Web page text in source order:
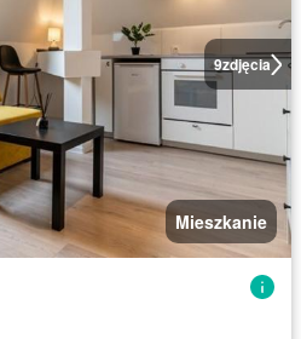
9zdjęcia
Mieszkanie